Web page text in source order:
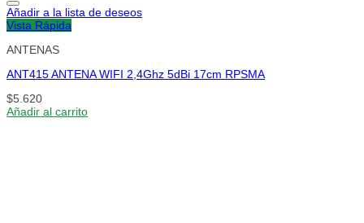
Añadir a la lista de deseos
Vista Rápida
ANTENAS
ANT415 ANTENA WIFI 2,4Ghz 5dBi 17cm RPSMA
$5.620
Añadir al carrito